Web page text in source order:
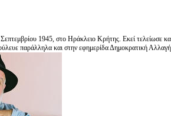
1945, στο Ηράκλειο Κρήτης. Εκεί τελείωσε
παράλληλα και στην εφημερίδα Δημοκρατική